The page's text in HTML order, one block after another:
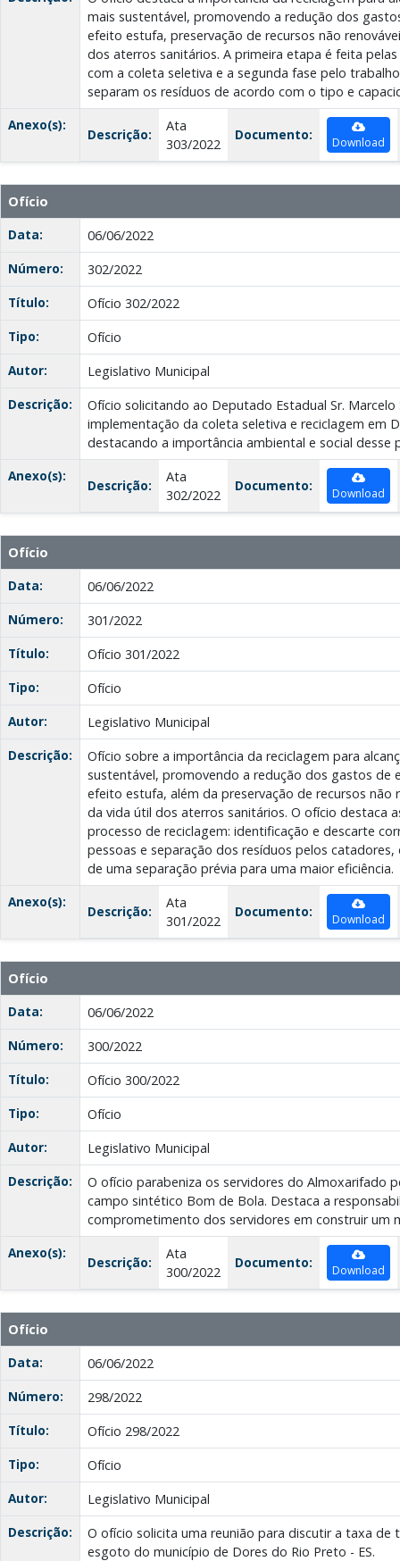
mais sustentável, promovendo a redução dos
efeito estufa, preservação de recursos não
dos aterros sanitários. A primeira etapa é feita
com a coleta seletiva e a segunda fase pelo
separam os resíduos de acordo com o tipo e
Anexo(s):
Descrição:
Ata
303/2022
Documento: Download
Ofício
Data:
06/06/2022
Número:
302/2022
Título:
Ofício 302/2022
Tipo:
Ofício
Autor:
Legislativo Municipal
Descrição:
Ofício solicitando ao Deputado Estadual Sr.
implementação da coleta seletiva e reciclagem em
destacando a importância ambiental e social desse
Anexo(s):
Descrição:
Ata
302/2022
Documento: Download
Ofício
Data:
06/06/2022
Número:
301/2022
Título:
Ofício 301/2022
Tipo:
Ofício
Autor:
Legislativo Municipal
Descrição:
Ofício sobre a importância da reciclagem para
sustentável, promovendo a redução dos gastos de
efeito estufa, além da preservação de recursos não
da vida útil dos aterros sanitários. O ofício destaca
processo de reciclagem: identificação e descarte
pessoas e separação dos resíduos pelos
de uma separação prévia para uma maior eficiência.
Anexo(s):
Descrição:
Ata
301/2022
Documento: Download
Ofício
Data:
06/06/2022
Número:
300/2022
Título:
Ofício 300/2022
Tipo:
Ofício
Autor:
Legislativo Municipal
Descrição:
O ofício parabeniza os servidores do Almoxarifado
campo sintético Bom de Bola. Destaca a
comprometimento dos servidores em construir um
Anexo(s):
Descrição:
Ata
300/2022
Documento: Download
Ofício
Data:
06/06/2022
Número:
298/2022
Título:
Ofício 298/2022
Tipo:
Ofício
Autor:
Legislativo Municipal
Descrição:
O ofício solicita uma reunião para discutir a taxa
esgoto do município de Dores do Rio Preto - ES.